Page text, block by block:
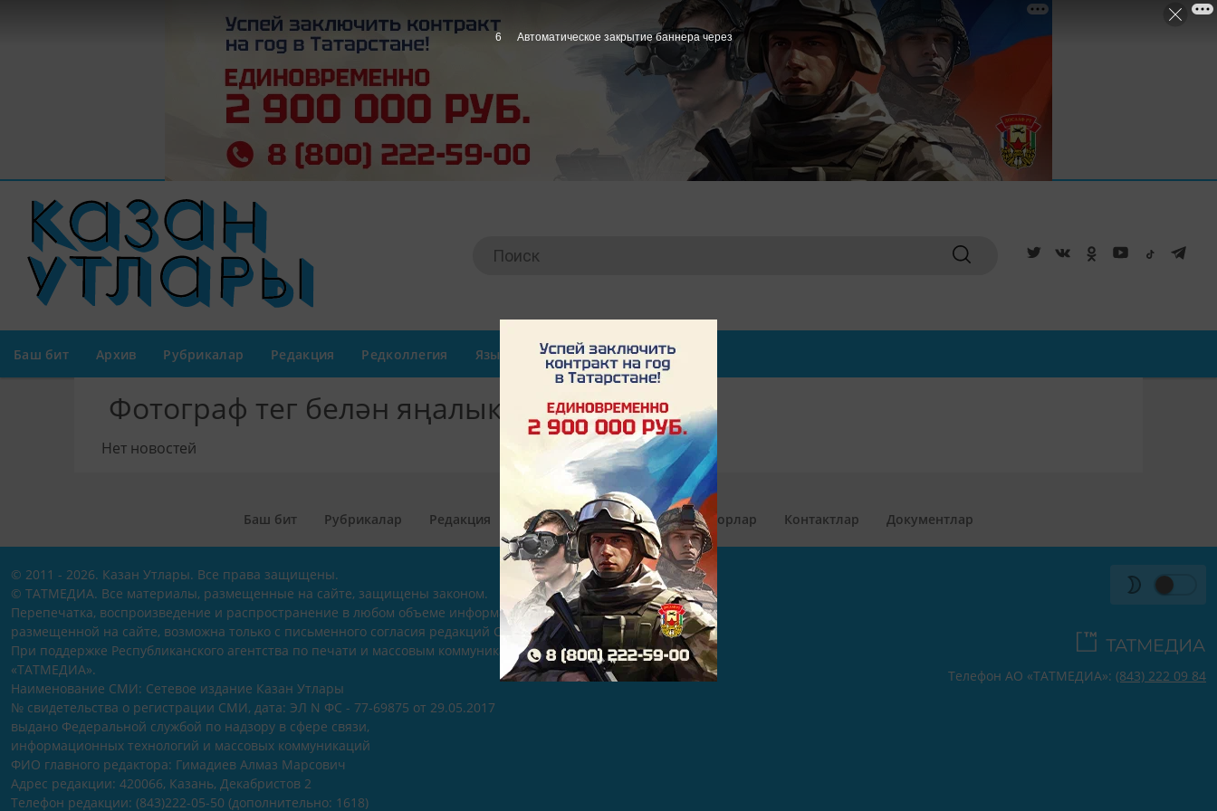
Баш бит Архив Рубрикалар Редакция Редколлегия Язылу Авторлар Контактлар
Фотограф тег белән яңалыклар
Нет новостей
Баш бит Рубрикалар Редакция Редколлегия Язылу Авторлар Контактлар Документлар
© 2011 - 2026. Казан Утлары. Все права защищены.
© ТАТМЕДИА. Все материалы, размещенные на сайте, защищены законом.
Перепечатка, воспроизведение и распространение в любом объеме информации,
размещенной на сайте, возможна только с письменного согласия редакций СМИ.
При поддержке Республиканского агентства по печати и массовым коммуникациям
«ТАТМЕДИА».
Наименование СМИ: Сетевое издание Казан Утлары
№ свидетельства о регистрации СМИ, дата: ЭЛ N ФС - 77-69875 от 29.05.2017
выдано Федеральной службой по надзору в сфере связи,
информационных технологий и массовых коммуникаций
ФИО главного редактора: Гимадиев Алмаз Марсович
Адрес редакции: 420066, Казань, Декабристов 2
Телефон редакции: (843)222-05-50 (дополнительно: 1618)
Телефон АО «ТАТМЕДИА»: (843) 222 09 84
6 Автоматическое закрытие баннера через